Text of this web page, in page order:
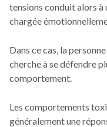
tensions conduit alors
chargée
Dans ce cas, la
cherche à se défendre
comportement.
Les comportements
généralement une